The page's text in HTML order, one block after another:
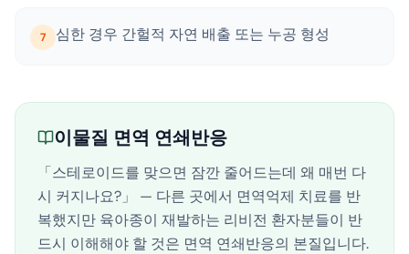
7 심한 경우 간헐적 자연 배출 또는 누공 형성
이물질 면역 연쇄반응
「스테로이드를 맞으면 잠깐 줄어드는데 왜 매번 다
시 커지나요?」 — 다른 곳에서 면역억제 치료를 반
복했지만 육아종이 재발하는 리비전 환자분들이 반
드시 이해해야 할 것은 면역 연쇄반응의 본질입니다.